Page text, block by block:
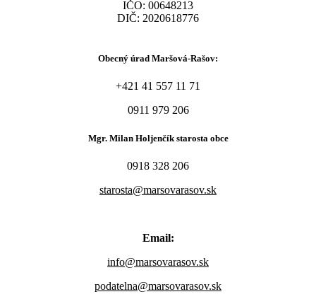
IČO: 00648213
DIČ: 2020618776
Obecný úrad Maršová-Rašov:
+421 41 557 11 71
0911 979 206
Mgr. Milan Holjenčík starosta obce
0918 328 206
starosta@marsovarasov.sk
Email:
info@marsovarasov.sk
podatelna@marsovarasov.sk